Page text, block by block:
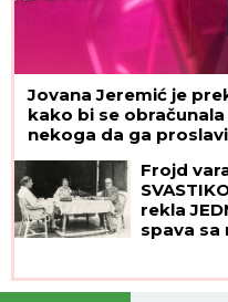
Jovana Jeremić je
kako bi se
nekoga da ga
Frojd
rekla
spava sa
INTIMNE
posle